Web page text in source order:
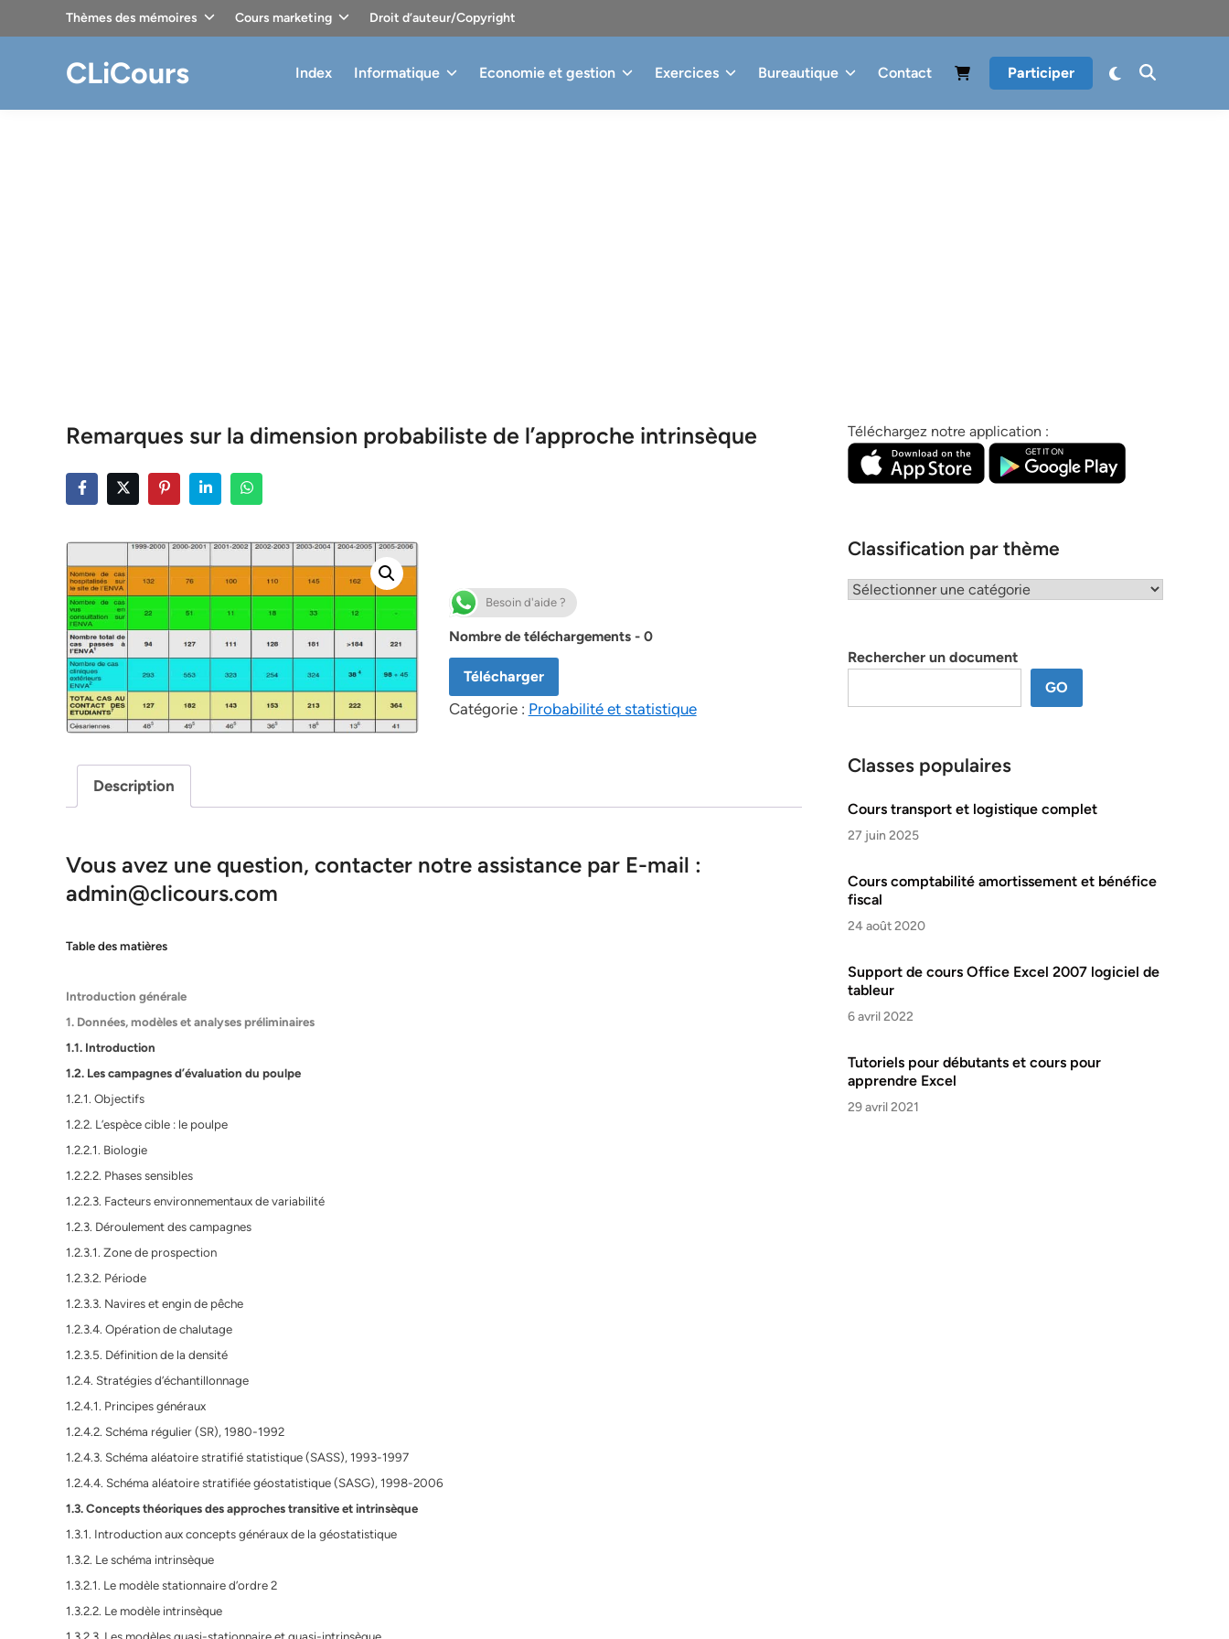
Thèmes des mémoires Cours marketing Droit d’auteur/Copyright
CLiCours Index Informatique Economie et gestion Exercices Bureautique Contact Participer
Remarques sur la dimension probabiliste de l’approche intrinsèque
Besoin d'aide ?
Nombre de téléchargements - 0
Télécharger
Catégorie : Probabilité et statistique
Description
Vous avez une question, contacter notre assistance par E-mail :
admin@clicours.com
Table des matières
Introduction générale
1. Données, modèles et analyses préliminaires
1.1. Introduction
1.2. Les campagnes d’évaluation du poulpe
1.2.1. Objectifs
1.2.2. L’espèce cible : le poulpe
1.2.2.1. Biologie
1.2.2.2. Phases sensibles
1.2.2.3. Facteurs environnementaux de variabilité
1.2.3. Déroulement des campagnes
1.2.3.1. Zone de prospection
1.2.3.2. Période
1.2.3.3. Navires et engin de pêche
1.2.3.4. Opération de chalutage
1.2.3.5. Définition de la densité
1.2.4. Stratégies d’échantillonnage
1.2.4.1. Principes généraux
1.2.4.2. Schéma régulier (SR), 1980-1992
1.2.4.3. Schéma aléatoire stratifié statistique (SASS), 1993-1997
1.2.4.4. Schéma aléatoire stratifiée géostatistique (SASG), 1998-2006
1.3. Concepts théoriques des approches transitive et intrinsèque
1.3.1. Introduction aux concepts généraux de la géostatistique
1.3.2. Le schéma intrinsèque
1.3.2.1. Le modèle stationnaire d’ordre 2
1.3.2.2. Le modèle intrinsèque
Téléchargez notre application :
Classification par thème
Classification
Rechercher un document
GO
Classes populaires
Cours transport et logistique complet
27 juin 2025
Cours comptabilité amortissement et bénéfice
fiscal
24 août 2020
Support de cours Office Excel 2007 logiciel de
tableur
6 avril 2022
Tutoriels pour débutants et cours pour
apprendre Excel
29 avril 2021